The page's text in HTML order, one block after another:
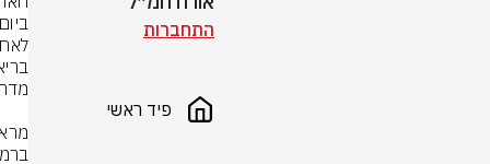
התחברות
פיד ראשי